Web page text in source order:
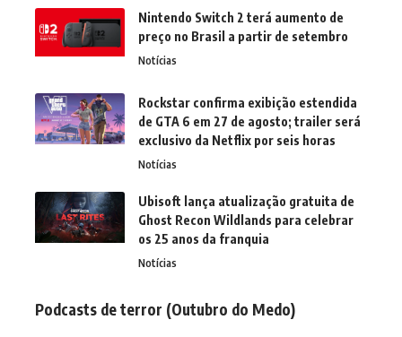
Nintendo Switch 2 terá aumento de
preço no Brasil a partir de setembro
Notícias
Rockstar confirma exibição estendida
de GTA 6 em 27 de agosto; trailer será
exclusivo da Netflix por seis horas
Notícias
Ubisoft lança atualização gratuita de
Ghost Recon Wildlands para celebrar
os 25 anos da franquia
Notícias
Podcasts de terror (Outubro do Medo)